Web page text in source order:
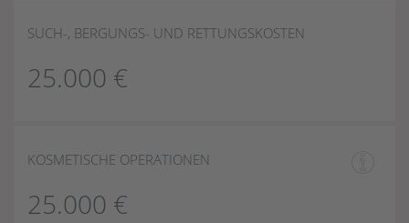
SUCH-, BERGUNGS- UND RETTUNGSKOSTEN
25.000 €
KOSMETISCHE OPERATIONEN
25.000 €